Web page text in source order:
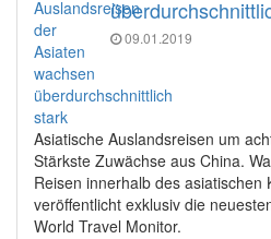
09.01.2019
Asiatische Auslandsreisen um
Stärkste Zuwächse aus China.
Reisen innerhalb des asiatischen
veröffentlicht exklusiv die
World Travel Monitor.